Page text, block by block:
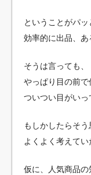
ということがパッ
効率的に出品、あ
そうは言っても、
やっぱり目の前で
ついつい目がいっ
もしかしたらそう
よくよく考えてい
仮に、人気商品